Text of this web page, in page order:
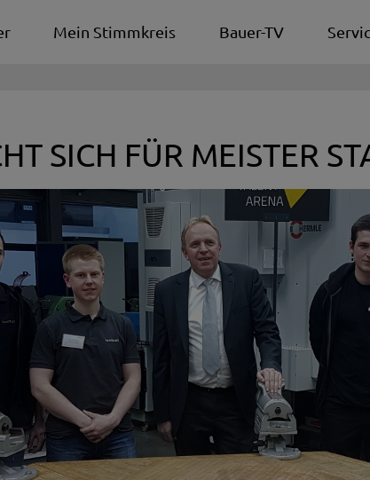
Mein Stimmkreis Bauer-TV
SICH FÜR MEISTER